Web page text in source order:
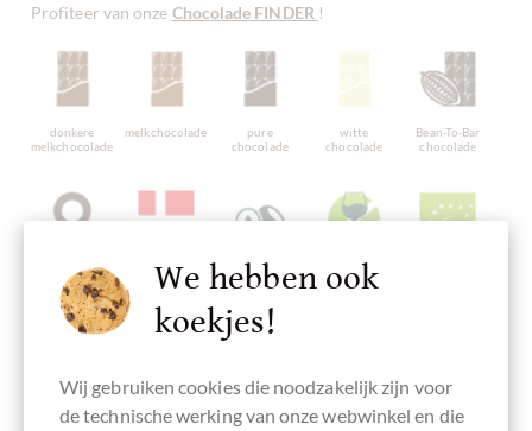
Profiteer van onze Chocolade FINDER !
donkere
melkchocolade
melkchocolade
pure
chocolade
witte
chocolade
Bean-To-Bar
chocolade
Single Origin
Chocolade,
Enkele
Oorsprong
Chocolade
Vervaardigd in
Denemarken,
chocolade
Chocolade met
hazelnoot,
alcoholvrij
We hebben ook
koekjes!
Wij gebruiken cookies die noodzakelijk zijn voor
de technische werking van onze webwinkel en die